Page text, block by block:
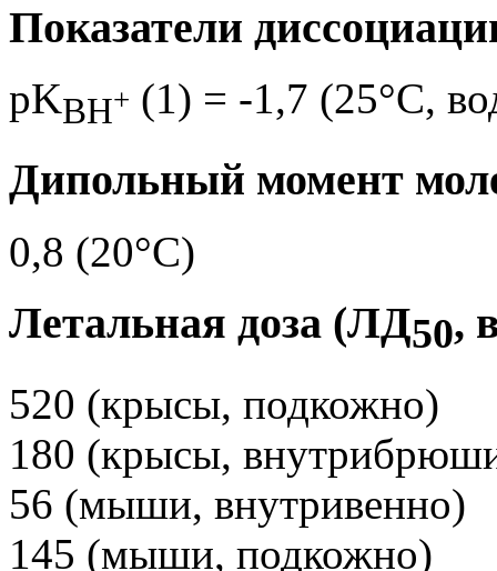
Показатели
pKBH+ (1) = -1,7 (25°C,
Дипольный момент
0,8 (20°C)
Летальная доза (ЛД50,
520 (крысы, подкожно)
180 (крысы,
56 (мыши, внутривенно)
145 (мыши, подкожно)